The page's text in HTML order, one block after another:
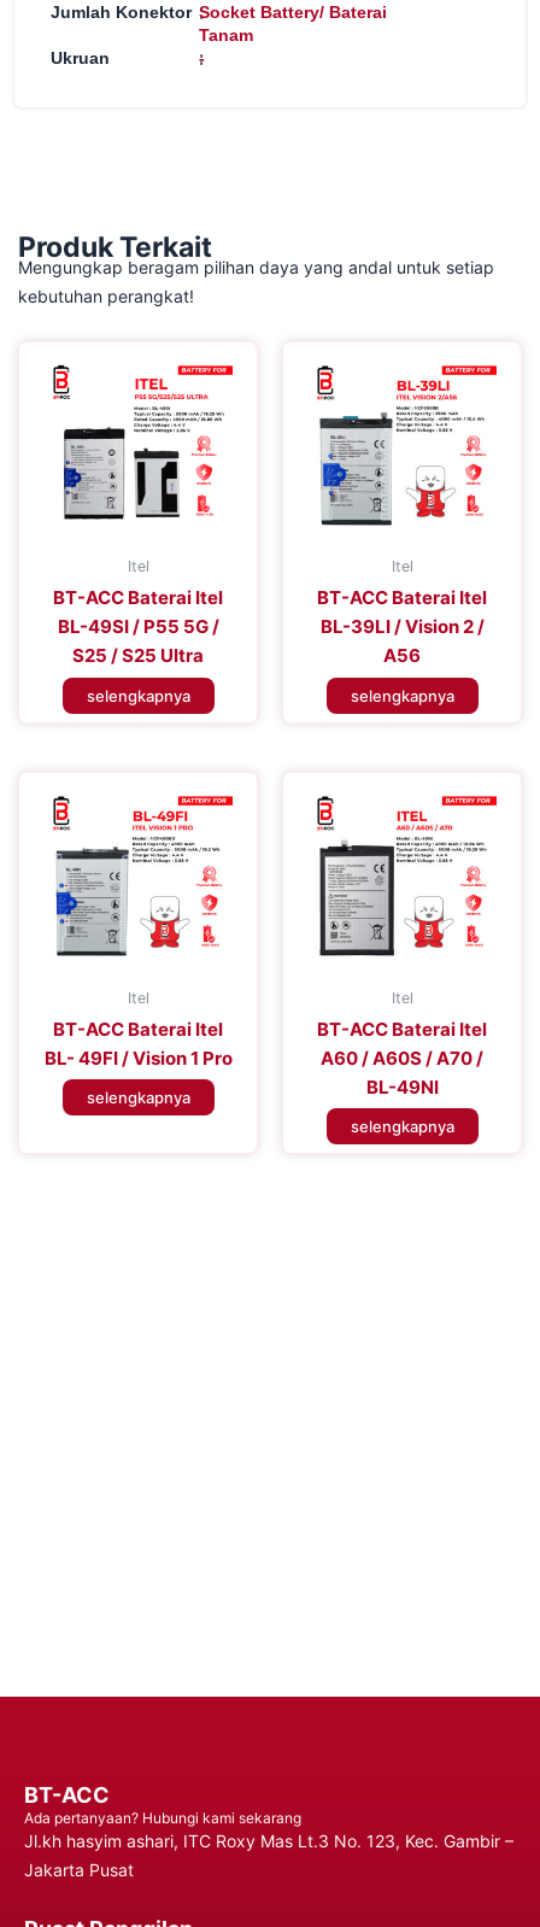
Jumlah Konektor :Socket Battery/ Baterai
Tanam
Ukruan
:-
Produk Terkait
Mengungkap beragam pilihan daya yang andal untuk setiap
kebutuhan perangkat!
Itel
BT-ACC Baterai Itel
BL-49SI / P55 5G /
S25 / S25 Ultra
selengkapnya
Itel
BT-ACC Baterai Itel
BL-39LI / Vision 2 /
A56
selengkapnya
Itel
BT-ACC Baterai Itel
BL- 49FI / Vision 1 Pro
selengkapnya
Itel
BT-ACC Baterai Itel
A60 / A60S / A70 /
BL-49NI
selengkapnya
BT-ACC
Ada pertanyaan? Hubungi kami sekarang
Jl.kh hasyim ashari, ITC Roxy Mas Lt.3 No. 123, Kec. Gambir –
Jakarta Pusat